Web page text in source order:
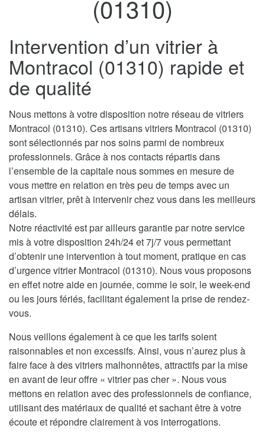
(01310)
Intervention d’un vitrier à
Montracol (01310) rapide et
de qualité
Nous mettons à votre disposition notre réseau de vitriers
Montracol (01310). Ces artisans vitriers Montracol (01310)
sont sélectionnés par nos soins parmi de nombreux
professionnels. Grâce à nos contacts répartis dans
l’ensemble de la capitale nous sommes en mesure de
vous mettre en relation en très peu de temps avec un
artisan vitrier, prêt à intervenir chez vous dans les meilleurs
délais.
Notre réactivité est par ailleurs garantie par notre service
mis à votre disposition 24h/24 et 7j/7 vous permettant
d’obtenir une intervention à tout moment, pratique en cas
d’urgence vitrier Montracol (01310). Nous vous proposons
en effet notre aide en journée, comme le soir, le week-end
ou les jours fériés, facilitant également la prise de rendez-
vous.
Nous veillons également à ce que les tarifs soient
raisonnables et non excessifs. Ainsi, vous n’aurez plus à
faire face à des vitriers malhonnêtes, attractifs par la mise
en avant de leur offre « vitrier pas cher ». Nous vous
mettons en relation avec des professionnels de confiance,
utilisant des matériaux de qualité et sachant être à votre
écoute et répondre clairement à vos interrogations.